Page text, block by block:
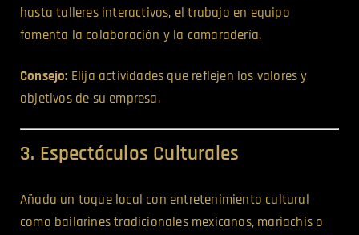
hasta talleres interactivos, el trabajo en equipo
fomenta la colaboración y la camaradería.
Consejo: Elija actividades que reflejen los valores y
objetivos de su empresa.
3. Espectáculos Culturales
Añada un toque local con entretenimiento cultural
como bailarines tradicionales mexicanos, mariachis o